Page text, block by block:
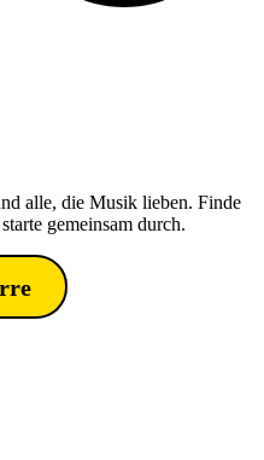
alle, die Musik lieben. Finde
gemeinsam durch.